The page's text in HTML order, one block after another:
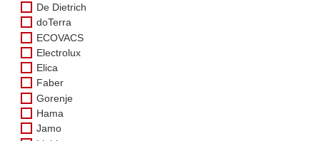
De Dietrich
doTerra
ECOVACS
Electrolux
Elica
Faber
Gorenje
Hama
Jamo